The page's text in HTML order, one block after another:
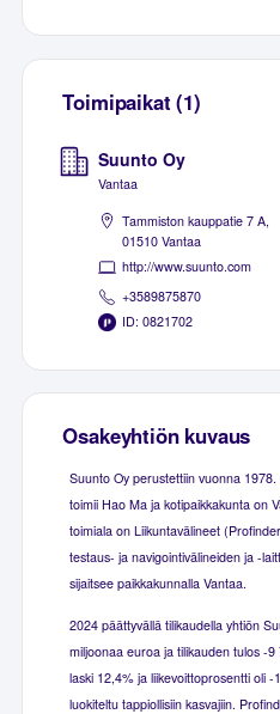
Toimipaikat (1)
Suunto Oy
Vantaa
Tammiston kauppatie 7 A,
01510 Vantaa
http://www.suunto.com
+3589875870
ID: 0821702
Osakeyhtiön kuvaus
Suunto Oy perustettiin vuonna
toimii Hao Ma ja kotipaikkakunta on
toimiala on Liikuntavälineet
testaus- ja navigointivälineiden ja -
sijaitsee paikkakunnalla Vantaa.
2024 päättyvällä tilikaudella yhtiön
miljoonaa euroa ja tilikauden tulos -
laski 12,4% ja liikevoittoprosentti oli
luokiteltu tappiollisiin kasvajiin.